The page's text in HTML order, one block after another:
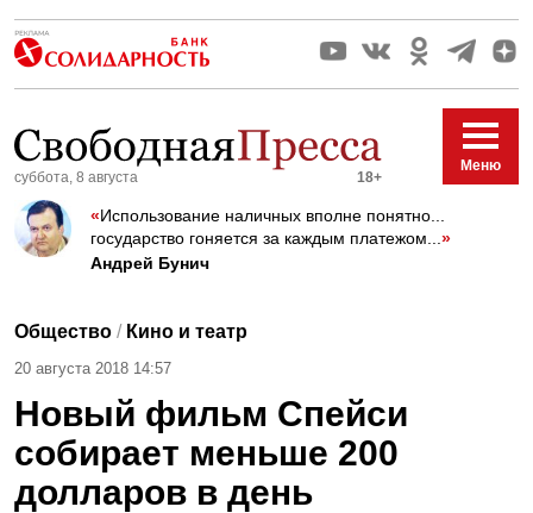
18+
суббота, 8 августа
Меню
«Использование наличных вполне понятно...
государство гоняется за каждым платежом... »
Андрей Бунич
Общество / Кино и театр
20 августа 2018 14:57
Новый фильм Спейси
собирает меньше 200
долларов в день